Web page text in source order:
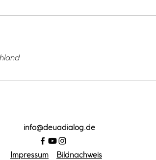
info@deuadialog.de
Impressum Bildnachweis